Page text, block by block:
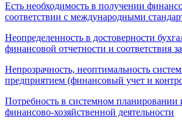
Есть необходимость в получении
соответствии с международными
Неопределенность в достоверности
финансовой отчетности и соответствия
Непрозрачность, неоптимальность
предприятием (финансовый учет и
Потребность в системном планировании
финансово-хозяйственной деятельности